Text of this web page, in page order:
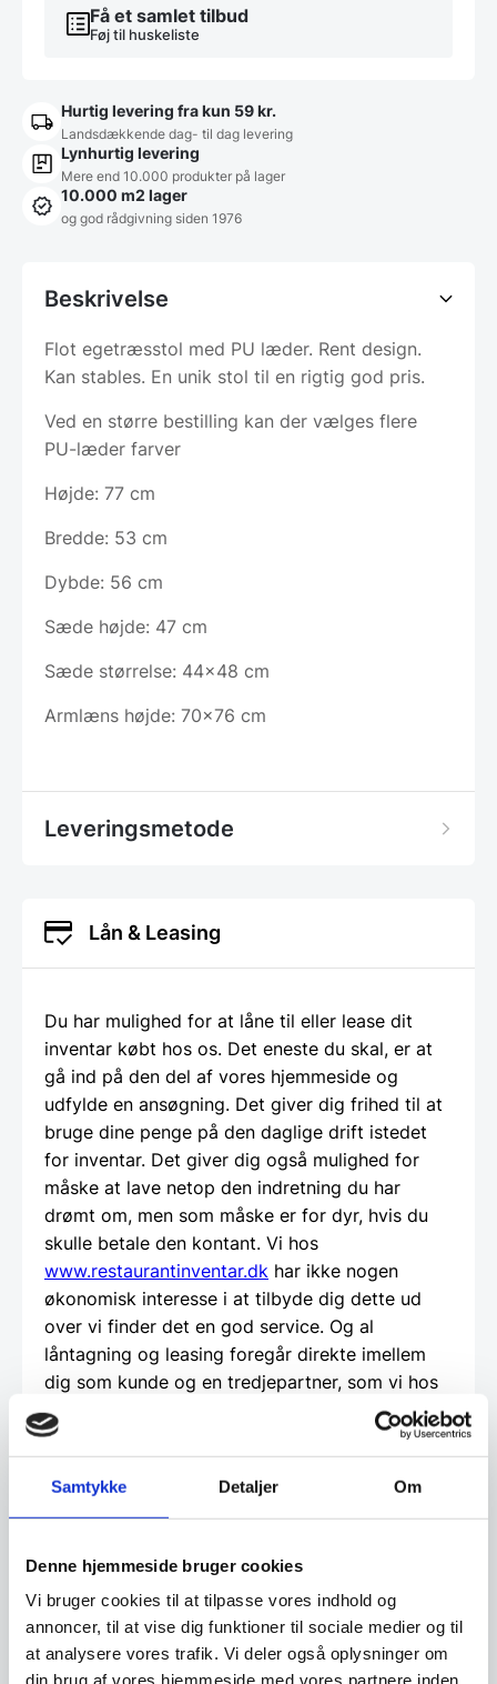
Samtykke Detaljer Om
Denne hjemmeside bruger cookies
Vi bruger cookies til at tilpasse vores indhold og
annoncer, til at vise dig funktioner til sociale medier og til
at analysere vores trafik. Vi deler også oplysninger om
din brug af vores hjemmeside med vores partnere inden
Få et samlet tilbud
Føj til huskeliste
Hurtig levering fra kun 59 kr.
Landsdækkende dag- til dag levering
Lynhurtig levering
Mere end 10.000 produkter på lager
10.000 m2 lager
og god rådgivning siden 1976
Beskrivelse
Flot egetræsstol med PU læder. Rent design.
Kan stables. En unik stol til en rigtig god pris.
Ved en større bestilling kan der vælges flere
PU-læder farver
Højde: 77 cm
Bredde: 53 cm
Dybde: 56 cm
Sæde højde: 47 cm
Sæde størrelse: 44×48 cm
Armlæns højde: 70×76 cm
Leveringsmetode
Lån & Leasing
Du har mulighed for at låne til eller lease dit
inventar købt hos os. Det eneste du skal, er at
gå ind på den del af vores hjemmeside og
udfylde en ansøgning. Det giver dig frihed til at
bruge dine penge på den daglige drift istedet
for inventar. Det giver dig også mulighed for
måske at lave netop den indretning du har
drømt om, men som måske er for dyr, hvis du
skulle betale den kontant. Vi hos
www.restaurantinventar.dk har ikke nogen
økonomisk interesse i at tilbyde dig dette ud
over vi finder det en god service. Og al
låntagning og leasing foregår direkte imellem
dig som kunde og en tredjepartner, som vi hos
restaurantinventar.dk
har udvalgt til at tilbyde
denne service.
Beregn og ansøg her
Vi prismatcher - Klik her